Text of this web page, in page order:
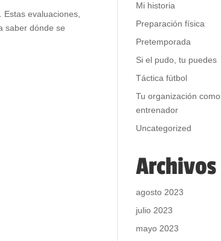
evaluaciones,
saber dónde se
Mi historia
Preparación física
Pretemporada
Si el pudo, tu puedes
Táctica fútbol
Tu organización como
entrenador
Uncategorized
Archivos
agosto 2023
julio 2023
mayo 2023